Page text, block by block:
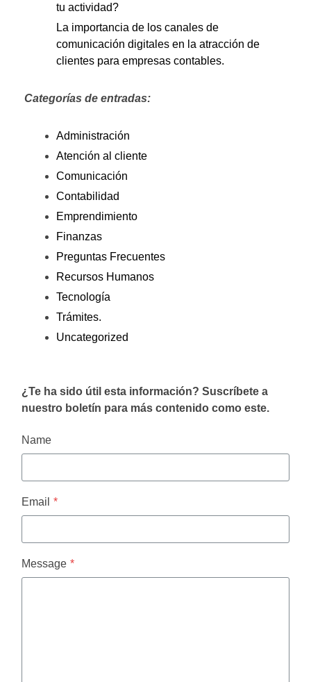
tu actividad?
La importancia de los canales de
comunicación digitales en la atracción de
clientes para empresas contables.
Categorías de entradas:
Administración
Atención al cliente
Comunicación
Contabilidad
Emprendimiento
Finanzas
Preguntas Frecuentes
Recursos Humanos
Tecnología
Trámites.
Uncategorized
¿Te ha sido útil esta información? Suscríbete a
nuestro boletín para más contenido como este.
Name
Email *
Message *